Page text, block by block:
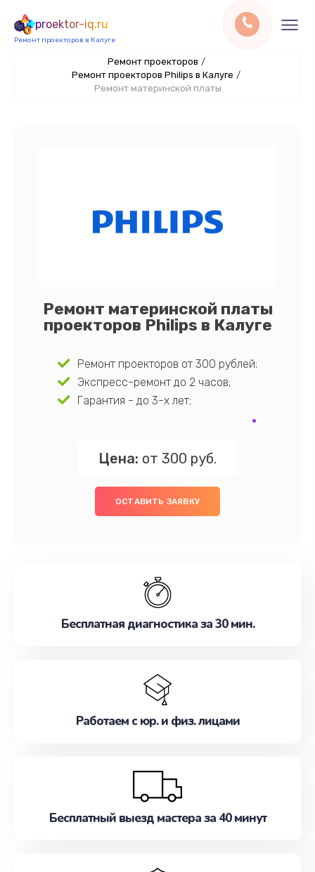
proektor-iq.ru
Ремонт проекторов в Калуге
Ремонт проекторов /
Ремонт проекторов Philips в Калуге /
Ремонт материнской платы
Ремонт материнской платы
проекторов Philips в Калуге
Ремонт проекторов от 300 рублей;
Экспресс-ремонт до 2 часов;
Гарантия - до 3-х лет;
Цена: от 300 руб.
ОСТАВИТЬ ЗАЯВКУ
Бесплатная диагностика за 30 мин.
Работаем с юр. и физ. лицами
Бесплатный выезд мастера за 40 минут